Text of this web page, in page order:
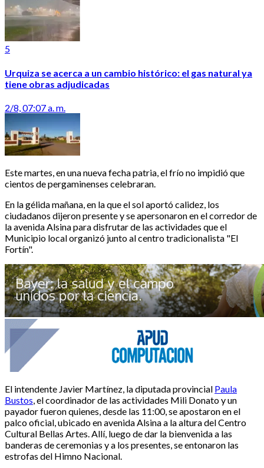
5
Urquiza se acerca a un cambio histórico: el gas natural ya
tiene obras adjudicadas
2/8, 07:07 a. m.
Este martes, en una nueva fecha patria, el frío no impidió que
cientos de pergaminenses celebraran.
En la gélida mañana, en la que el sol aportó calidez, los
ciudadanos dijeron presente y se apersonaron en el corredor de
la avenida Alsina para disfrutar de las actividades que el
Municipio local organizó junto al centro tradicionalista "El
Fortín".
El intendente Javier Martínez, la diputada provincial Paula
Bustos, el coordinador de las actividades Mili Donato y un
payador fueron quienes, desde las 11:00, se apostaron en el
palco oficial, ubicado en avenida Alsina a la altura del Centro
Cultural Bellas Artes. Allí, luego de dar la bienvenida a las
banderas de ceremonias y a los presentes, se entonaron las
estrofas del Himno Nacional.